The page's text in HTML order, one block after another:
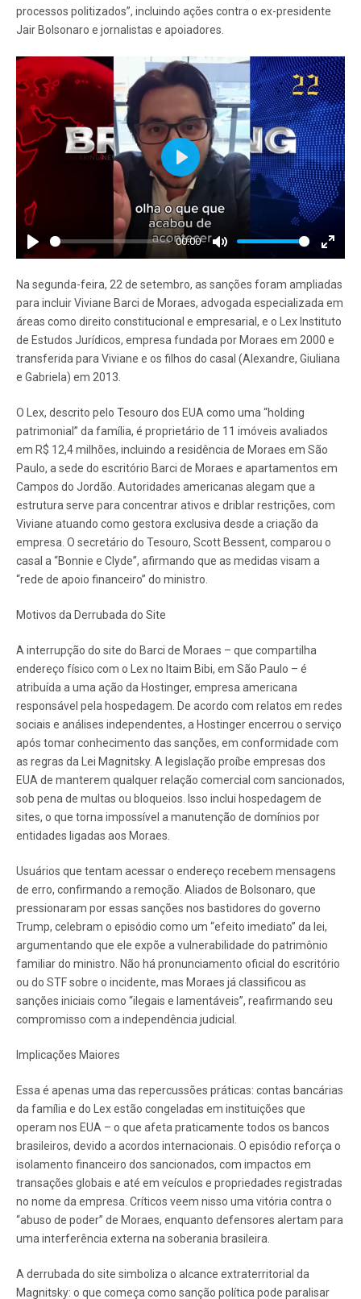
processos politizados”, incluindo ações contra o ex-presidente
Jair Bolsonaro e jornalistas e apoiadores.
Play
00:00
Mute
Enter
Play
Na segunda-feira, 22 de setembro, as sanções foram ampliadas
para incluir Viviane Barci de Moraes, advogada especializada em
áreas como direito constitucional e empresarial, e o Lex Instituto
de Estudos Jurídicos, empresa fundada por Moraes em 2000 e
transferida para Viviane e os filhos do casal (Alexandre, Giuliana
e Gabriela) em 2013.
O Lex, descrito pelo Tesouro dos EUA como uma “holding
patrimonial” da família, é proprietário de 11 imóveis avaliados
em R$ 12,4 milhões, incluindo a residência de Moraes em São
Paulo, a sede do escritório Barci de Moraes e apartamentos em
Campos do Jordão. Autoridades americanas alegam que a
estrutura serve para concentrar ativos e driblar restrições, com
Viviane atuando como gestora exclusiva desde a criação da
empresa. O secretário do Tesouro, Scott Bessent, comparou o
casal a “Bonnie e Clyde”, afirmando que as medidas visam a
“rede de apoio financeiro” do ministro.
Motivos da Derrubada do Site
A interrupção do site do Barci de Moraes – que compartilha
endereço físico com o Lex no Itaim Bibi, em São Paulo – é
atribuída a uma ação da Hostinger, empresa americana
responsável pela hospedagem. De acordo com relatos em redes
sociais e análises independentes, a Hostinger encerrou o serviço
após tomar conhecimento das sanções, em conformidade com
as regras da Lei Magnitsky. A legislação proíbe empresas dos
EUA de manterem qualquer relação comercial com sancionados,
sob pena de multas ou bloqueios. Isso inclui hospedagem de
sites, o que torna impossível a manutenção de domínios por
entidades ligadas aos Moraes.
Usuários que tentam acessar o endereço recebem mensagens
de erro, confirmando a remoção. Aliados de Bolsonaro, que
pressionaram por essas sanções nos bastidores do governo
Trump, celebram o episódio como um “efeito imediato” da lei,
argumentando que ele expõe a vulnerabilidade do patrimônio
familiar do ministro. Não há pronunciamento oficial do escritório
ou do STF sobre o incidente, mas Moraes já classificou as
sanções iniciais como “ilegais e lamentáveis”, reafirmando seu
compromisso com a independência judicial.
Implicações Maiores
Essa é apenas uma das repercussões práticas: contas bancárias
da família e do Lex estão congeladas em instituições que
operam nos EUA – o que afeta praticamente todos os bancos
brasileiros, devido a acordos internacionais. O episódio reforça o
isolamento financeiro dos sancionados, com impactos em
transações globais e até em veículos e propriedades registradas
no nome da empresa. Críticos veem nisso uma vitória contra o
“abuso de poder” de Moraes, enquanto defensores alertam para
uma interferência externa na soberania brasileira.
A derrubada do site simboliza o alcance extraterritorial da
Magnitsky: o que começa como sanção política pode paralisar